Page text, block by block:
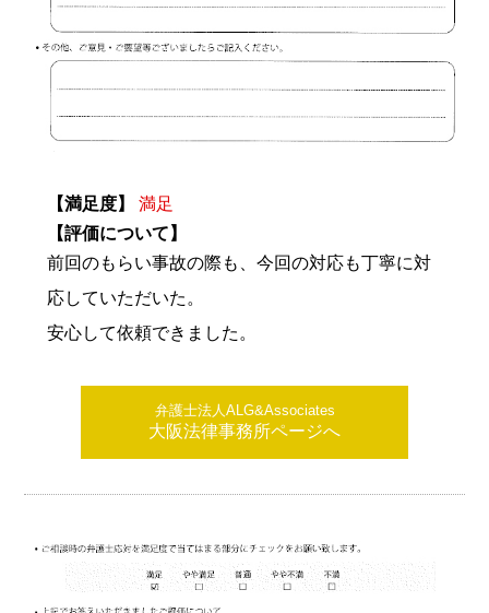
【満足度】
満足
【評価について】
前回のもらい事故の際も、今回の対応も丁寧に対
応していただいた。
安心して依頼できました。
弁護士法人ALG&Associates
大阪法律事務所ページへ